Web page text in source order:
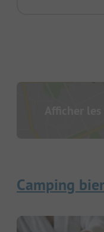
Afficher
Camping